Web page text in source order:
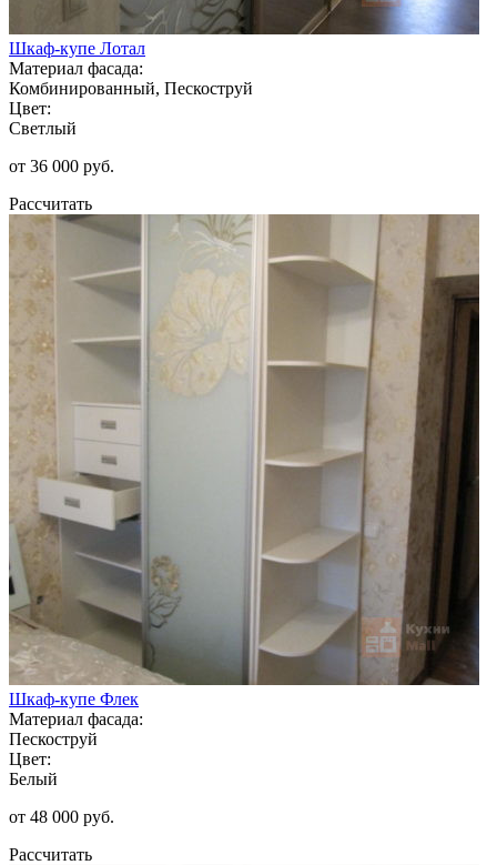
Шкаф-купе Лотал
Материал фасада:
Комбинированный, Пескоструй
Цвет:
Светлый
от 36 000 руб.
Рассчитать
Шкаф-купе Флек
Материал фасада:
Пескоструй
Цвет:
Белый
от 48 000 руб.
Рассчитать